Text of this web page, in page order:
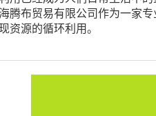
腾布贸易有限公司作为一家
资源的循环利用。